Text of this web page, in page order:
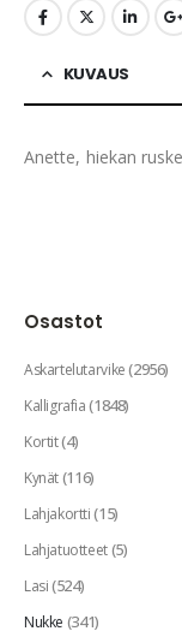
KUVAUS
Anette, hiekan
Osastot
Askartelutarvike(2956)
Kalligrafia(1848)
Kortit(4)
Kynät(116)
Lahjakortti(15)
Lahjatuotteet(5)
Lasi(524)
Nukke (341)